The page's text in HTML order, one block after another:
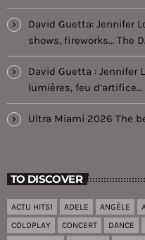
David Guetta: Jennifer
shows, fireworks… The
David Guetta : Jennifer
lumières, feu
Ultra Miami 2026 The
TO DISCOVER
ACTU HITS1 ADELE ANGÈLE
COLDPLAY
CONCERT DANCE